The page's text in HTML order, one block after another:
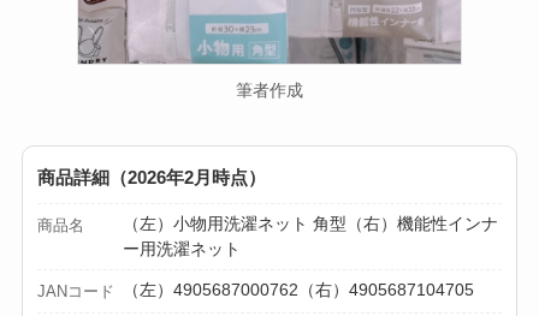
筆者作成
商品詳細（2026年2月時点）
商品名
（左）小物用洗濯ネット 角型（右）機能性インナ
ー用洗濯ネット
JANコード （左）4905687000762（右）4905687104705